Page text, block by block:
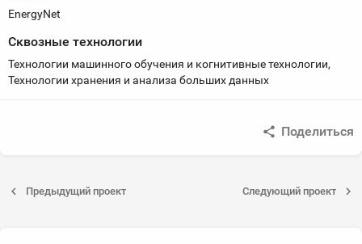
EnergyNet
Сквозные технологии
Технологии машинного обучения и когнитивные технологии,
Технологии хранения и анализа больших данных
Поделиться
Предыдущий проект Следующий проект